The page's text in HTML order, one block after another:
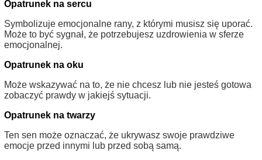
Opatrunek na sercu
Symbolizuje emocjonalne rany, z którymi musisz się uporać.
Może to być sygnał, że potrzebujesz uzdrowienia w sferze
emocjonalnej.
Opatrunek na oku
Może wskazywać na to, że nie chcesz lub nie jesteś gotowa
zobaczyć prawdy w jakiejś sytuacji.
Opatrunek na twarzy
Ten sen może oznaczać, że ukrywasz swoje prawdziwe
emocje przed innymi lub przed sobą samą.